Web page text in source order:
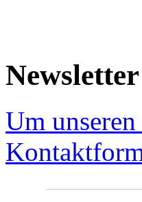
Newsletter
Um